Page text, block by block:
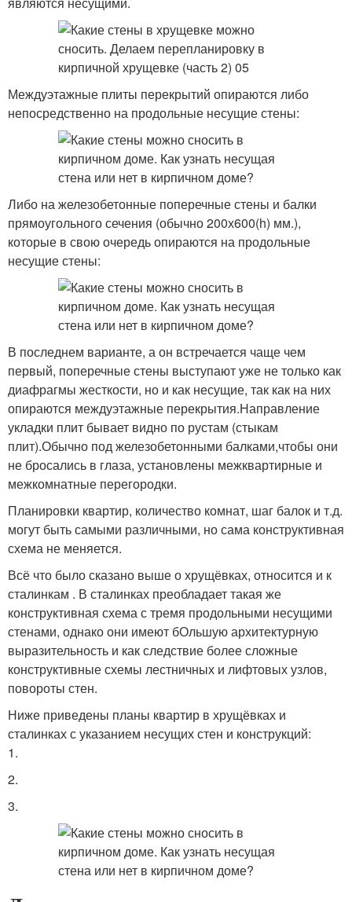
Междуэтажные плиты перекрытий опираются либо
непосредственно на продольные несущие стены:
Либо на железобетонные поперечные стены и балки
прямоугольного сечения (обычно 200х600(h) мм.),
которые в свою очередь опираются на продольные
несущие стены:
В последнем варианте, а он встречается чаще чем
первый, поперечные стены выступают уже не только как
диафрагмы жесткости, но и как несущие, так как на них
опираются междуэтажные перекрытия.Направление
укладки плит бывает видно по рустам (стыкам
плит).Обычно под железобетонными балками,чтобы они
не бросались в глаза, установлены межквартирные и
межкомнатные перегородки.
Планировки квартир, количество комнат, шаг балок и т.д.
могут быть самыми различными, но сама конструктивная
схема не меняется.
Всё что было сказано выше о хрущёвках, относится и к
сталинкам . В сталинках преобладает такая же
конструктивная схема с тремя продольными несущими
стенами, однако они имеют бОльшую архитектурную
выразительность и как следствие более сложные
конструктивные схемы лестничных и лифтовых узлов,
повороты стен.
Ниже приведены планы квартир в хрущёвках и
сталинках с указанием несущих стен и конструкций:
1.
2.
3.